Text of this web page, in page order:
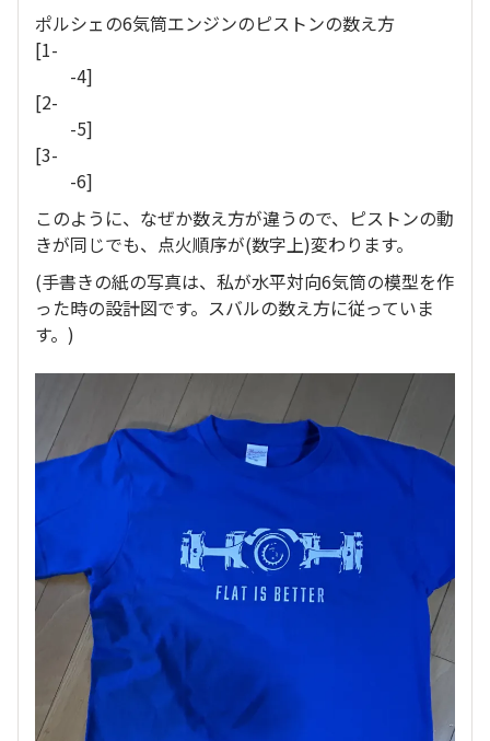
ポルシェの6気筒エンジンのピストンの数え方
[1-
-4]
[2-
-5]
[3-
-6]
このように、なぜか数え方が違うので、ピストンの動
きが同じでも、点火順序が(数字上)変わります。
(手書きの紙の写真は、私が水平対向6気筒の模型を作
った時の設計図です。スバルの数え方に従っていま
す。)